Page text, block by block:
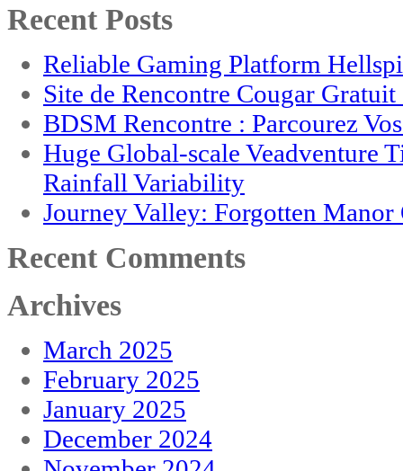
Recent Posts
Reliable Gaming Platform
Site de Rencontre Cougar
BDSM Rencontre : Parcourez
Huge Global-scale Veadventure
Rainfall Variability
Journey Valley: Forgotten
Recent Comments
Archives
March 2025
February 2025
January 2025
December 2024